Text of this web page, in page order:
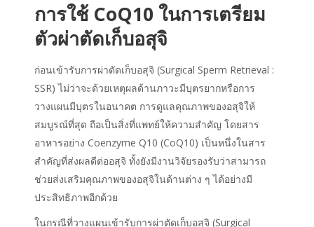
การใช้ CoQ10 ในการเตรียม
ตัวผ่าตัดเก็บอสุจิ
ก่อนเข้ารับการผ่าตัดเก็บอสุจิ (Surgical Sperm Retrieval :
SSR) ไม่ว่าจะด้วยเหตุผลด้านภาวะมีบุตรยากหรือการ
วางแผนมีบุตรในอนาคต การดูแลคุณภาพของอสุจิให้
สมบูรณ์ที่สุด ถือเป็นสิ่งที่แพทย์ให้ความสำคัญ โดยสาร
อาหารอย่าง Coenzyme Q10 (CoQ10) เป็นหนึ่งในสาร
สำคัญที่ส่งผลดีต่ออสุจิ ทั้งยังมีงานวิจัยรองรับว่าสามารถ
ช่วยส่งเสริมคุณภาพของอสุจิในด้านต่าง ๆ ได้อย่างมี
ประสิทธิภาพอีกด้วย
ในกรณีที่วางแผนเข้ารับการผ่าตัดเก็บอสุจิ (Surgical